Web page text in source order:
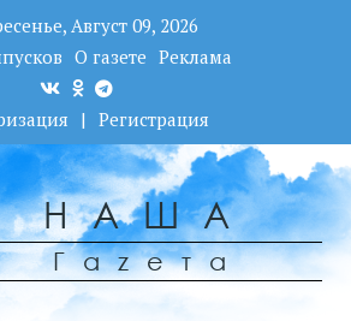
Август 09, 2026
О газете Реклама
| Регистрация
НАША
Гаzета